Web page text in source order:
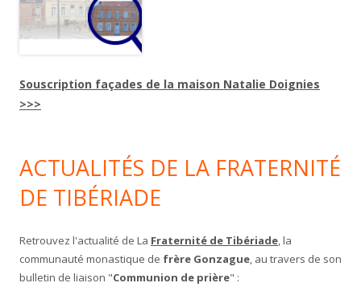
Souscription façades de la maison Natalie Doignies
>>>
ACTUALITÉS DE LA FRATERNITÉ
DE TIBÉRIADE
Retrouvez l'actualité de La Fraternité de Tibériade , la
communauté monastique de frère Gonzague , au travers de son
bulletin de liaison "Communion de prière" :